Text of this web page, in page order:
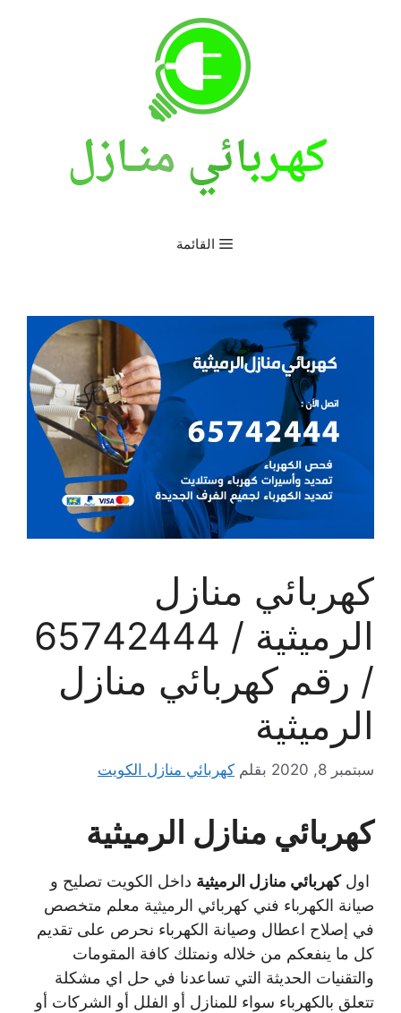
القائمة
كهربائي منازل
الرميثية / 65742444
/ رقم كهربائي منازل
الرميثية
سبتمبر 8, 2020 بقلم كهربائي منازل الكويت
كهربائي منازل الرميثية
اولكهربائي منازل الرميثية داخل الكويت تصليح و
صيانة الكهرباء فني كهربائي الرميثية معلم متخصص
في إصلاح اعطال وصيانة الكهرباء نحرص على تقديم
كل ما ينفعكم من خلاله ونمتلك كافة المقومات
والتقنيات الحديثة التي تساعدنا في حل اي مشكلة
تتعلق بالكهرباء سواء للمنازل أو الفلل أو الشركات أو